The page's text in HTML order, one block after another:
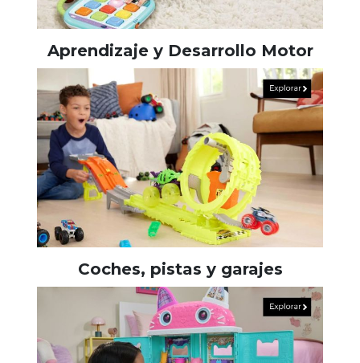
Aprendizaje y Desarrollo Motor
Coches, pistas y garajes